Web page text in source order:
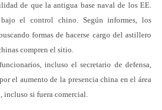
de que la antigua base naval de los EE.
el control chino. Según informes, los
formas de hacerse cargo del astillero
compren el sitio.
incluso el secretario de defensa,
el aumento de la presencia china en el área
si fuera comercial.